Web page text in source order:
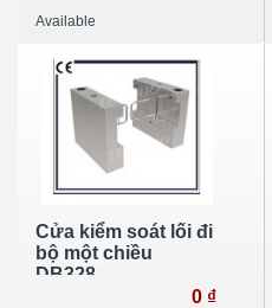
Available
Cửa kiểm soát lối đi
bộ một chiều
DB328
0 ₫